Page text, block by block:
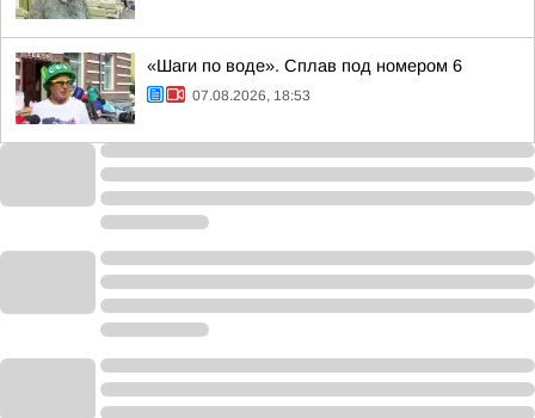
«Шаги по воде». Сплав под номером 6
07.08.2026, 18:53